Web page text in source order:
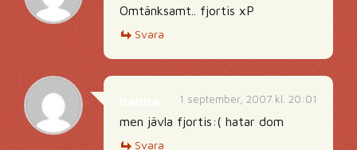
Omtänksamt.. fjortis xP
Svara
1 september, 2007 kl. 20:01
men jävla fjortis:( hatar dom
Svara